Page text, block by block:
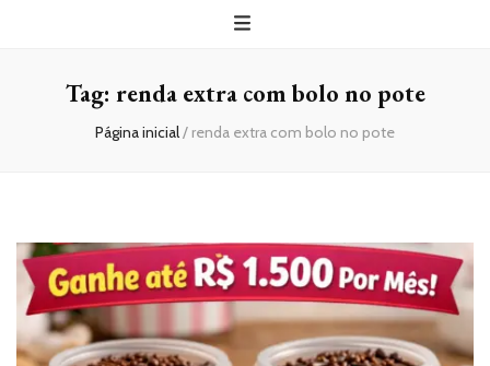
Tag: renda extra com bolo no pote
Página inicial/ renda extra com bolo no pote